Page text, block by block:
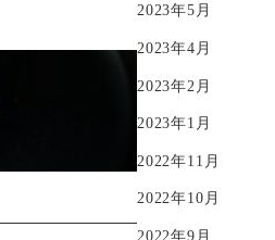
2023年5月
2023年4月
2023年2月
2023年1月
2022年11月
2022年10月
2022年9月